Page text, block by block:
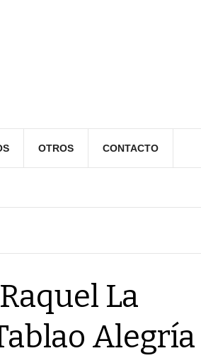
OTROS CONTACTO
La
Alegría